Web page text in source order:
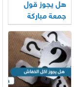
هل يجوز قول
جمعة مباركة